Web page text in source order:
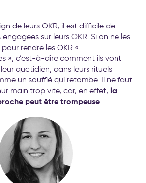
de leurs OKR, il est difficile de
sur leurs OKR. Si on ne les
rendre les OKR «
», c’est-à-dire comment ils vont
quotidien, dans leurs rituels
un soufflé qui retombe. Il ne faut
main trop vite, car, en effet, la
peut être trompeuse.